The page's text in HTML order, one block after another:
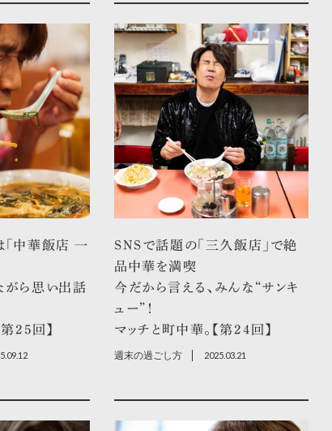
中華飯店 一
がら思い出話
25回】
SNSで話題の「三久飯店」で絶
品中華を満喫
今だから言える、みんな“サンキ
ュー”！
マッチと町中華。【第24回】
週末の過ごし方 2025.03.21